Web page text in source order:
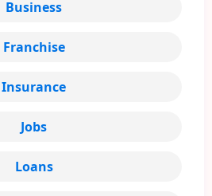
Business
Franchise
Insurance
Jobs
Loans